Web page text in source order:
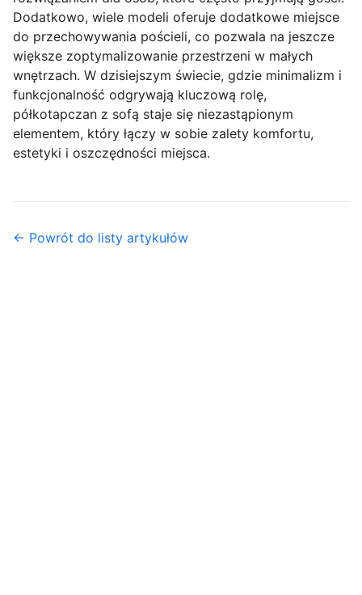
Dodatkowo, wiele modeli oferuje dodatkowe miejsce
do przechowywania pościeli, co pozwala na jeszcze
większe zoptymalizowanie przestrzeni w małych
wnętrzach. W dzisiejszym świecie, gdzie minimalizm i
funkcjonalność odgrywają kluczową rolę,
półkotapczan z sofą staje się niezastąpionym
elementem, który łączy w sobie zalety komfortu,
estetyki i oszczędności miejsca.
← Powrót do listy artykułów